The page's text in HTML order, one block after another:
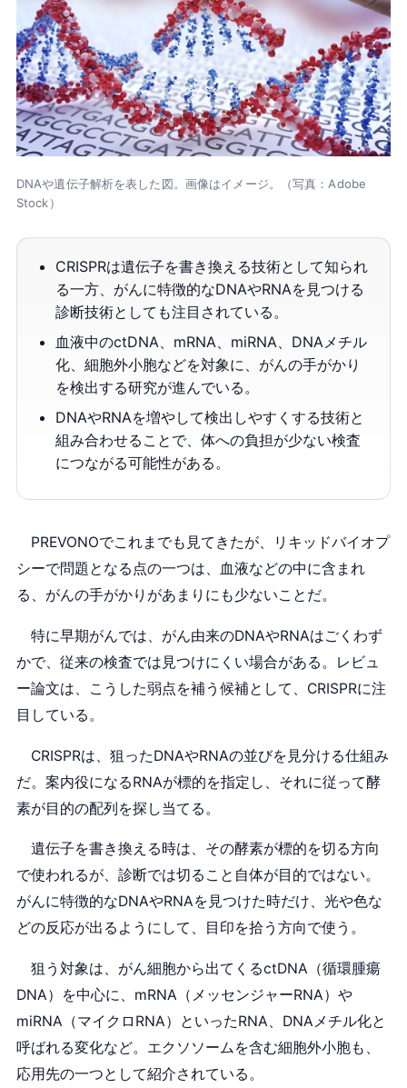
DNAや遺伝子解析を表した図。画像はイメージ。（写真：Adobe
Stock）
CRISPRは遺伝子を書き換える技術として知られ
る一方、がんに特徴的なDNAやRNAを見つける
診断技術としても注目されている。
血液中のctDNA、mRNA、miRNA、DNAメチル
化、細胞外小胞などを対象に、がんの手がかり
を検出する研究が進んでいる。
DNAやRNAを増やして検出しやすくする技術と
組み合わせることで、体への負担が少ない検査
につながる可能性がある。
PREVONOでこれまでも見てきたが、リキッドバイオプ
シーで問題となる点の一つは、血液などの中に含まれ
る、がんの手がかりがあまりにも少ないことだ。
特に早期がんでは、がん由来のDNAやRNAはごくわず
かで、従来の検査では見つけにくい場合がある。レビュ
ー論文は、こうした弱点を補う候補として、CRISPRに注
目している。
CRISPRは、狙ったDNAやRNAの並びを見分ける仕組み
だ。案内役になるRNAが標的を指定し、それに従って酵
素が目的の配列を探し当てる。
遺伝子を書き換える時は、その酵素が標的を切る方向
で使われるが、診断では切ること自体が目的ではない。
がんに特徴的なDNAやRNAを見つけた時だけ、光や色な
どの反応が出るようにして、目印を拾う方向で使う。
狙う対象は、がん細胞から出てくるctDNA（循環腫瘍
DNA）を中心に、mRNA（メッセンジャーRNA）や
miRNA（マイクロRNA）といったRNA、DNAメチル化と
呼ばれる変化など。エクソソームを含む細胞外小胞も、
応用先の一つとして紹介されている。